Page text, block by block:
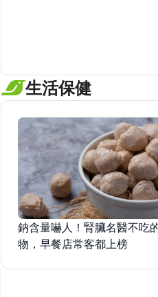
生活保健
鈉含量嚇人！腎臟名醫不吃
物，早餐店常客都上榜